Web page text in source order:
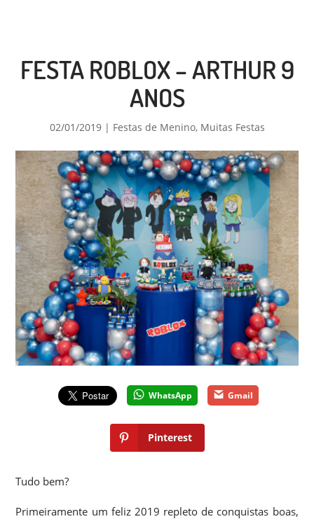
FESTA ROBLOX – ARTHUR 9
ANOS
02/01/2019| Festas de Menino, Muitas Festas
WhatsApp Gmail
Pinterest
Tudo bem?
Primeiramente um feliz 2019 repleto de conquistas boas,